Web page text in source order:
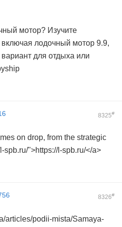
мотор? Изучите
лодочный мотор 9.9,
для отдыха или
8325#
on drop, from the strategic
spb.ru/">https://l-spb.ru/</a>
8326#
articles/podii-mista/Samaya-